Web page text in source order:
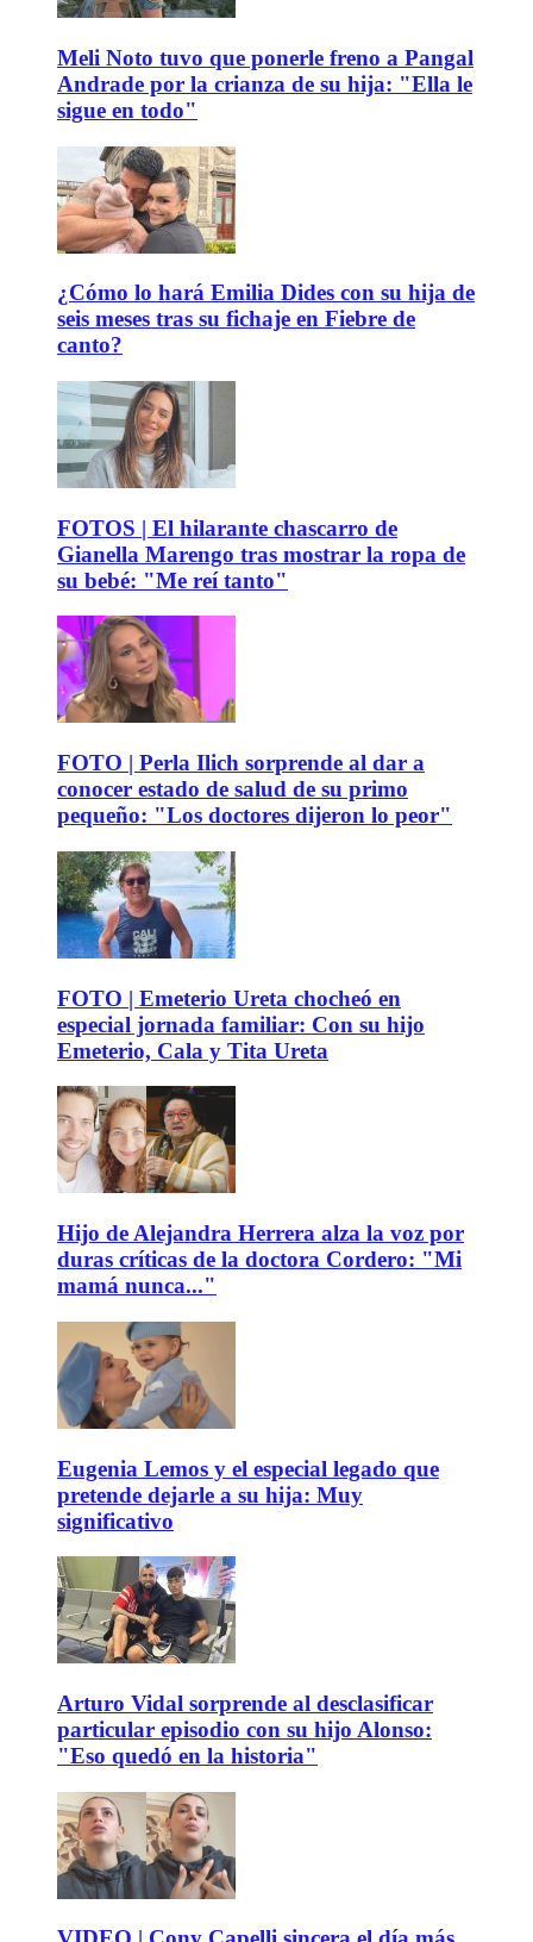
Meli Noto tuvo que ponerle freno a Pangal
Andrade por la crianza de su hija: "Ella le
sigue en todo"
¿Cómo lo hará Emilia Dides con su hija de
seis meses tras su fichaje en Fiebre de
canto?
FOTOS | El hilarante chascarro de
Gianella Marengo tras mostrar la ropa de
su bebé: "Me reí tanto"
FOTO | Perla Ilich sorprende al dar a
conocer estado de salud de su primo
pequeño: "Los doctores dijeron lo peor"
FOTO | Emeterio Ureta chocheó en
especial jornada familiar: Con su hijo
Emeterio, Cala y Tita Ureta
Hijo de Alejandra Herrera alza la voz por
duras críticas de la doctora Cordero: "Mi
mamá nunca..."
Eugenia Lemos y el especial legado que
pretende dejarle a su hija: Muy
significativo
Arturo Vidal sorprende al desclasificar
particular episodio con su hijo Alonso:
"Eso quedó en la historia"